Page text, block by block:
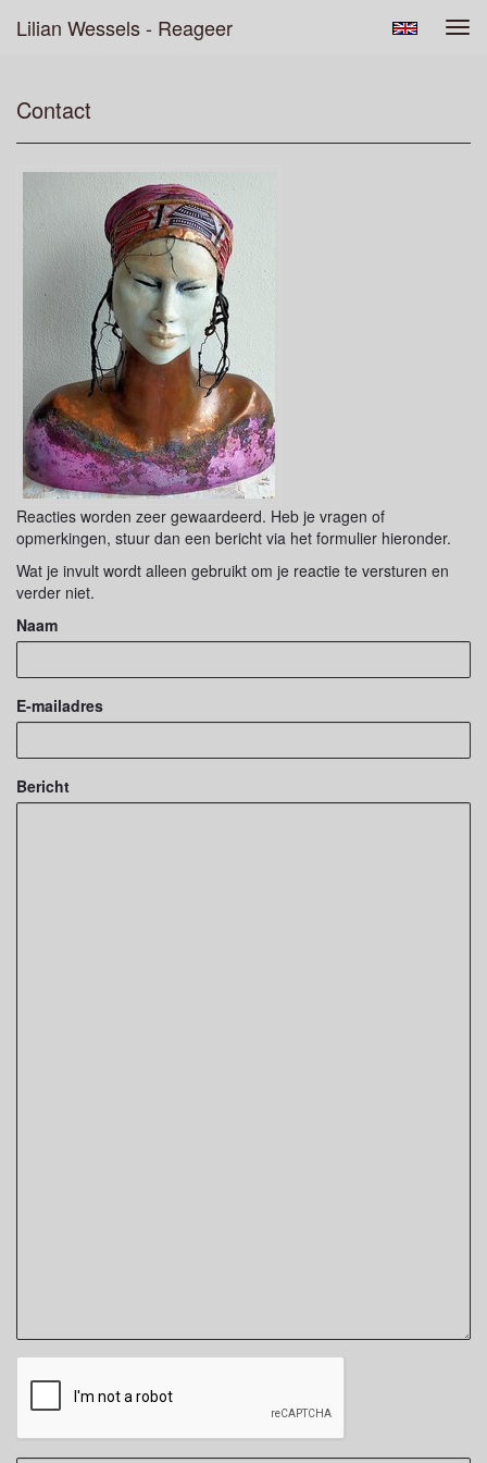
Lilian Wessels - Reageer
Contact
Reacties worden zeer gewaardeerd. Heb je vragen of
opmerkingen, stuur dan een bericht via het formulier hieronder.
Wat je invult wordt alleen gebruikt om je reactie te versturen en
verder niet.
Naam
E-mailadres
Bericht